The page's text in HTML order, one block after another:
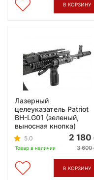
В КОРЗИНУ
Лазерный
целеуказатель Patriot
BH-LG01 (зеленый,
выносная кнопка)
5.0
Товар в наличии
2 180
3 600
В КОРЗИНУ